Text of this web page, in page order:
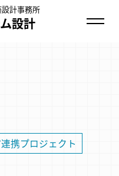
計事務所
設計
携プロジェクト